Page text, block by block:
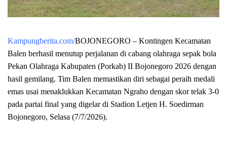
Kampungberita.com/BOJONEGORO – Kontingen Kecamatan
Balen berhasil menutup perjalanan di cabang olahraga sepak bola
Pekan Olahraga Kabupaten (Porkab) II Bojonegoro 2026 dengan
hasil gemilang. Tim Balen memastikan diri sebagai peraih medali
emas usai menaklukkan Kecamatan Ngraho dengan skor telak 3-0
pada partai final yang digelar di Stadion Letjen H. Soedirman
Bojonegoro, Selasa (7/7/2026).